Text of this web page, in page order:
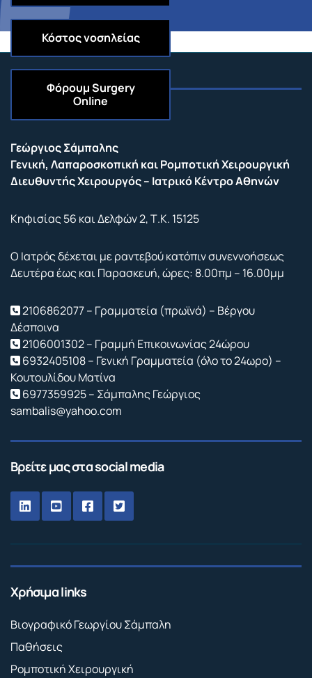
Κόστος νοσηλείας
ΦόρουμSurgery
Online
Γεώργιος Σάμπαλης
Γενική, Λαπαροσκοπική και Ρομποτική Χειρουργική
Διευθυντής Χειρουργός – Ιατρικό Κέντρο Αθηνών
Κηφισίας 56 και Δελφών 2, Τ.Κ. 15125
Ο Ιατρός δέχεται με ραντεβού κατόπιν συνεννοήσεως
Δευτέρα έως και Παρασκευή, ώρες: 8.00πμ – 16.00μμ
2106862077 – Γραμματεία (πρωϊνά) – Βέργου
Δέσποινα
2106001302 – Γραμμή Επικοινωνίας 24ώρου
6932405108 – Γενική Γραμματεία (όλο το 24ωρο) –
Κουτουλίδου Ματίνα
6977359925 – Σάμπαλης Γεώργιος
sambalis@yahoo.com
Βρείτε μας στα social media
Χρήσιμα links
Βιογραφικό Γεωργίου Σάμπαλη
Παθήσεις
Ρομποτική Χειρουργική